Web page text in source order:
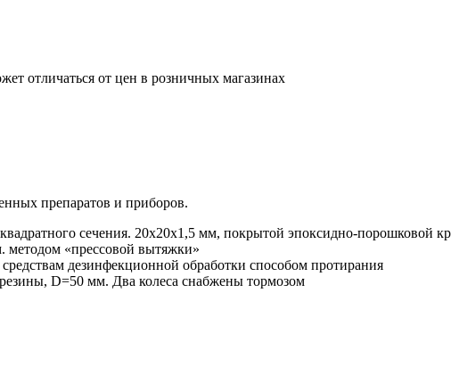
отличаться от цен в розничных магазинах
препаратов и приборов.
сечения. 20х20х1,5 мм, покрытой эпоксидно-порошковой
методом «прессовой вытяжки»
дезинфекционной обработки способом протирания
D=50 мм. Два колеса снабжены тормозом